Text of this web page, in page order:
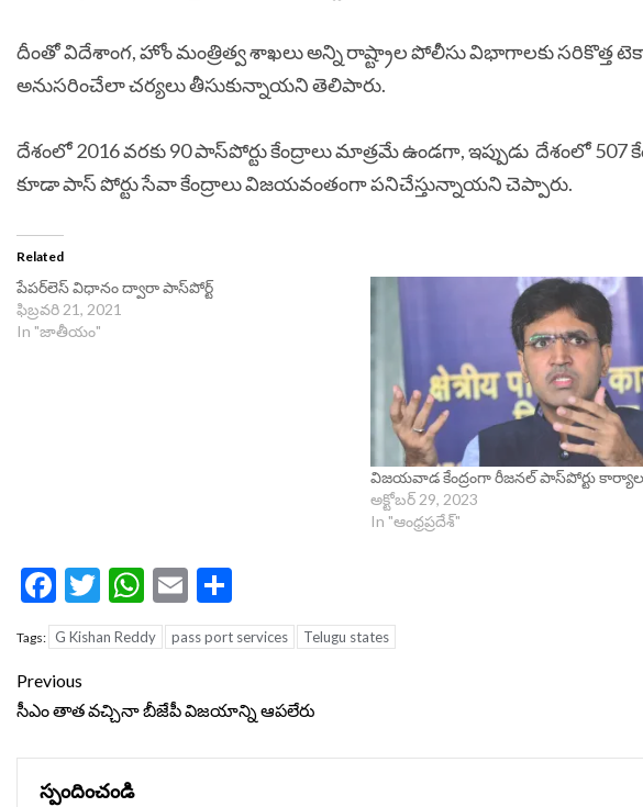
దీంతో విదేశాంగ, హోం మంత్రిత్వ శాఖలు అన్ని రాష్ట్రాల పోలీసు విభాగాలకు సరికొత్త
అనుసరించేలా చర్యలు తీసుకున్నాయని తెలిపారు.
దేశంలో 2016 వరకు 90 పాస్‌పోర్టు కేంద్రాలు మాత్రమే ఉండగా, ఇప్పుడు దేశంలో
కూడా పాస్ పోర్టు సేవా కేంద్రాలు విజయవంతంగా పనిచేస్తున్నాయని చెప్పారు.
Related
పేప‌ర్‌లెస్ విధానం ద్వారా పాస్‌పోర్ట్
ఫిబ్రవరి 21, 2021
In "జాతీయం"
విజయవాడ కేంద్రంగా రీజనల్ పాస్‌పోర్టు
అక్టోబర్ 29, 2023
In "ఆంధ్రప్రదేశ్"
Facebook
Twitter
WhatsApp
Email
Tags: G Kishan Reddy pass port services Telugu states
Continue
Reading
Previous
సీఎం తాత వచ్చినా బీజేపీ విజయాన్ని ఆపలేరు
స్పందించండి